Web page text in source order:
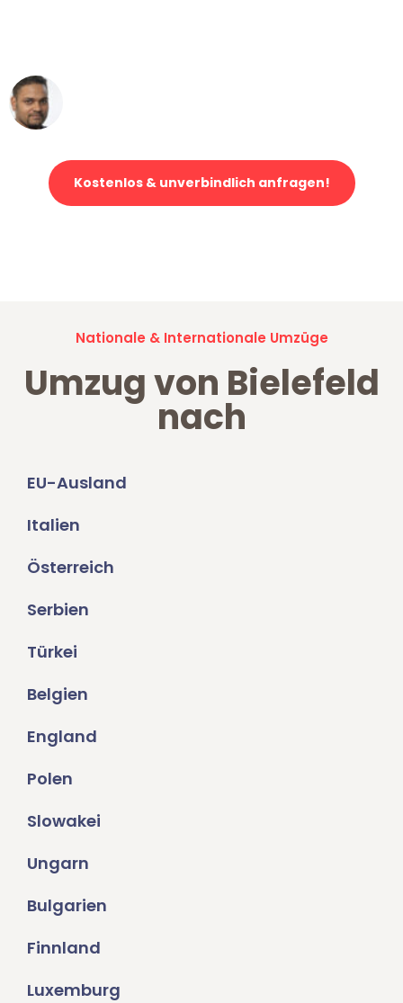
Kostenlos & unverbindlich anfragen!
Nationale & Internationale Umzüge
Umzug von Bielefeld
nach
EU-Ausland
Italien
Österreich
Serbien
Türkei
Belgien
England
Polen
Slowakei
Ungarn
Bulgarien
Finnland
Luxemburg